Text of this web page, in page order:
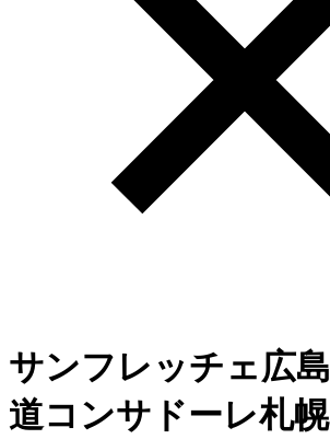
サンフレッチェ広島
道コンサドーレ札幌